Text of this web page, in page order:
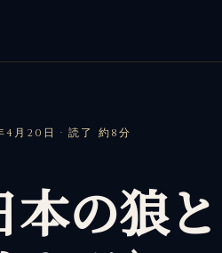
4月20日 · 読了 約8分
本の狼と